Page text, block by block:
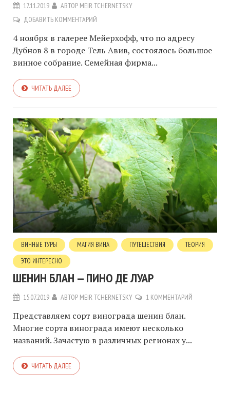
17.11.2019 АВТОР MEIR TCHERNETSKY
ДОБАВИТЬ КОММЕНТАРИЙ
4 ноября в галерее Мейерхофф, что по адресу
Дубнов 8 в городе Тель Авив, состоялось большое
винное собрание. Семейная фирма...
ЧИТАТЬ ДАЛЕЕ
ВИННЫЕ ТУРЫ МАГИЯ ВИНА ПУТЕШЕСТВИЯ
ТЕОРИЯ
ЭТО ИНТЕРЕСНО
ШЕНИН БЛАН — ПИНО ДЕ ЛУАР
15.07.2019 АВТОР MEIR TCHERNETSKY 1 КОММЕНТАРИЙ
Представляем сорт винограда шенин блан.
Многие сорта винограда имеют несколько
названий. Зачастую в различных регионах у...
ЧИТАТЬ ДАЛЕЕ